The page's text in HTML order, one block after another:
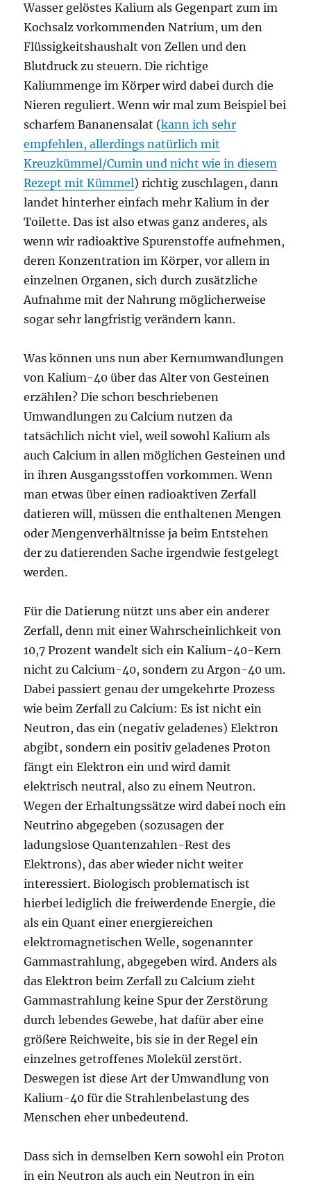
Wasser gelöstes Kalium als Gegenpart zum im
Kochsalz vorkommenden Natrium, um den
Flüssigkeitshaushalt von Zellen und den
Blutdruck zu steuern. Die richtige
Kaliummenge im Körper wird dabei durch die
Nieren reguliert. Wenn wir mal zum Beispiel bei
scharfem Bananensalat (kann ich sehr
empfehlen, allerdings natürlich mit
Kreuzkümmel/Cumin und nicht wie in diesem
Rezept mit Kümmel) richtig zuschlagen, dann
landet hinterher einfach mehr Kalium in der
Toilette. Das ist also etwas ganz anderes, als
wenn wir radioaktive Spurenstoffe aufnehmen,
deren Konzentration im Körper, vor allem in
einzelnen Organen, sich durch zusätzliche
Aufnahme mit der Nahrung möglicherweise
sogar sehr langfristig verändern kann.
Was können uns nun aber Kernumwandlungen
von Kalium-40 über das Alter von Gesteinen
erzählen? Die schon beschriebenen
Umwandlungen zu Calcium nutzen da
tatsächlich nicht viel, weil sowohl Kalium als
auch Calcium in allen möglichen Gesteinen und
in ihren Ausgangsstoffen vorkommen. Wenn
man etwas über einen radioaktiven Zerfall
datieren will, müssen die enthaltenen Mengen
oder Mengenverhältnisse ja beim Entstehen
der zu datierenden Sache irgendwie festgelegt
werden.
Für die Datierung nützt uns aber ein anderer
Zerfall, denn mit einer Wahrscheinlichkeit von
10,7 Prozent wandelt sich ein Kalium-40-Kern
nicht zu Calcium-40, sondern zu Argon-40 um.
Dabei passiert genau der umgekehrte Prozess
wie beim Zerfall zu Calcium: Es ist nicht ein
Neutron, das ein (negativ geladenes) Elektron
abgibt, sondern ein positiv geladenes Proton
fängt ein Elektron ein und wird damit
elektrisch neutral, also zu einem Neutron.
Wegen der Erhaltungssätze wird dabei noch ein
Neutrino abgegeben (sozusagen der
ladungslose Quantenzahlen-Rest des
Elektrons), das aber wieder nicht weiter
interessiert. Biologisch problematisch ist
hierbei lediglich die freiwerdende Energie, die
als ein Quant einer energiereichen
elektromagnetischen Welle, sogenannter
Gammastrahlung, abgegeben wird. Anders als
das Elektron beim Zerfall zu Calcium zieht
Gammastrahlung keine Spur der Zerstörung
durch lebendes Gewebe, hat dafür aber eine
größere Reichweite, bis sie in der Regel ein
einzelnes getroffenes Molekül zerstört.
Deswegen ist diese Art der Umwandlung von
Kalium-40 für die Strahlenbelastung des
Menschen eher unbedeutend.
Dass sich in demselben Kern sowohl ein Proton
in ein Neutron als auch ein Neutron in ein